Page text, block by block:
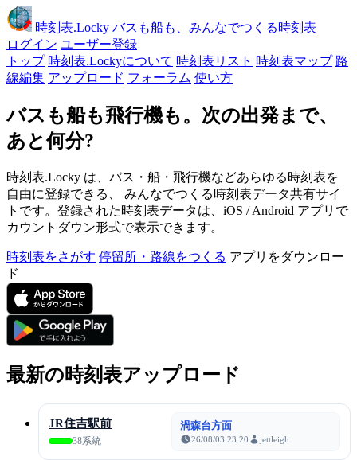
時刻表.Locky バスも船も、みんなでつくる時刻表
ログイン ユーザー登録
トップ 時刻表.Lockyについて 時刻表リスト 時刻表マップ 路
線編集 アップロード フォーラム 使い方
バスも船も飛行機も。次の出発まで、
あと何分?
時刻表.Locky は、バス・船・飛行機などあらゆる時刻表を
自由に登録できる、 みんなでつくる時刻表データ共有サイ
トです。登録された時刻表データは、iOS / Android アプリで
カウントダウン形式で表示できます。
時刻表をさがす 停留所・路線をつくる アプリをダウンロー
ド
最新の時刻表アップロード
JR住吉駅前
38系統
渦森台方面
26/08/03 23:20 jettleigh